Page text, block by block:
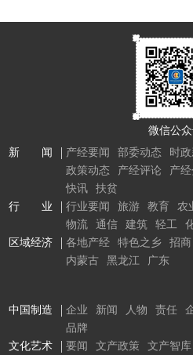
微信公
新 闻
产经要闻 部委动态 时
政策动态
产经评论 产
快讯
扶贫
行 业
行业要闻 旅游 教育 农
物流
通信 建筑 轻工
区域经济
各地产经 特色之乡 招商
内蒙古
黑龙江 广东
中国制造 企业 新闻 人物 责任
品牌
文化艺术
要闻 文产政策 文产智库